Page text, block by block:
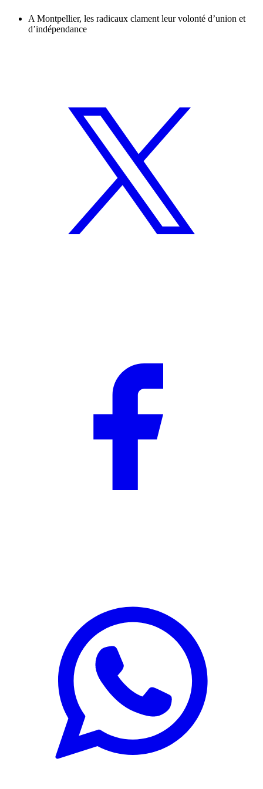
A Montpellier, les radicaux clament leur volonté d’union et
d’indépendance